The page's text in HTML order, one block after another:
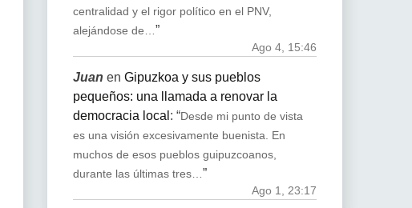
centralidad y el rigor político en el PNV,
alejándose de…”
Ago 4, 15:46
Juan en Gipuzkoa y sus pueblos
pequeños: una llamada a renovar la
democracia local : “Desde mi punto de vista
es una visión excesivamente buenista. En
muchos de esos pueblos guipuzcoanos,
durante las últimas tres…”
Ago 1, 23:17